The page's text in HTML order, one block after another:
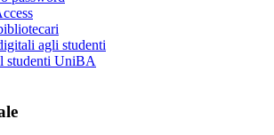
agli studenti
studenti UniBA